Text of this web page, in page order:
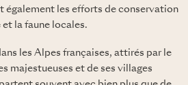
également les efforts de conservation
la faune locales.
les Alpes françaises, attirés par le
majestueuses et de ses villages